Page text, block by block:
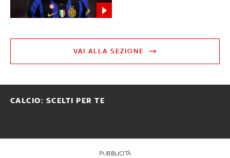
VAI ALLA SEZIONE
CALCIO: SCELTI PER TE
PUBBLICITÀ